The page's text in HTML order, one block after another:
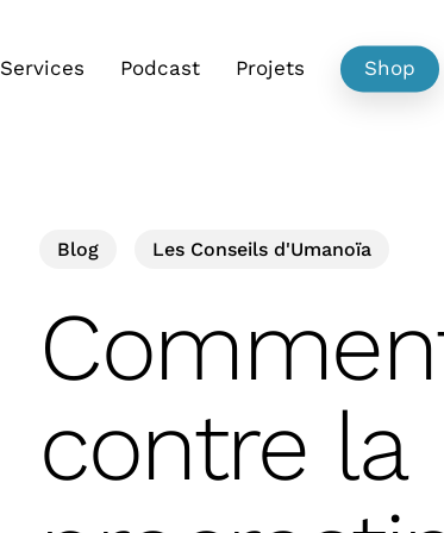
Services Podcast Projets Shop
Blog Les Conseils d'Umanoïa
contre la